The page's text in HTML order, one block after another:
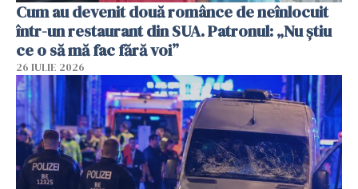
Cum au devenit două românce de neînlocuit
într-un restaurant din SUA. Patronul: „Nu știu
ce o să mă fac fără voi”
26 IULIE 2026